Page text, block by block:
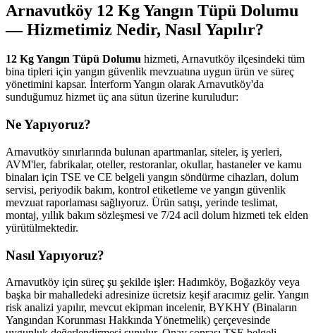
Arnavutköy 12 Kg Yangın Tüpü Dolumu
— Hizmetimiz Nedir, Nasıl Yapılır?
12 Kg Yangın Tüpü Dolumu hizmeti, Arnavutköy ilçesindeki tüm
bina tipleri için yangın güvenlik mevzuatına uygun ürün ve süreç
yönetimini kapsar. İnterform Yangın olarak Arnavutköy'da
sunduğumuz hizmet üç ana sütun üzerine kuruludur:
Ne Yapıyoruz?
Arnavutköy sınırlarında bulunan apartmanlar, siteler, iş yerleri,
AVM'ler, fabrikalar, oteller, restoranlar, okullar, hastaneler ve kamu
binaları için TSE ve CE belgeli yangın söndürme cihazları, dolum
servisi, periyodik bakım, kontrol etiketleme ve yangın güvenlik
mevzuat raporlaması sağlıyoruz. Ürün satışı, yerinde teslimat,
montaj, yıllık bakım sözleşmesi ve 7/24 acil dolum hizmeti tek elden
yürütülmektedir.
Nasıl Yapıyoruz?
Arnavutköy için süreç şu şekilde işler: Hadımköy, Boğazköy veya
başka bir mahalledeki adresinize ücretsiz keşif aracımız gelir. Yangın
risk analizi yapılır, mevcut ekipman incelenir, BYKHY (Binaların
Yangından Korunması Hakkında Yönetmelik) çerçevesinde